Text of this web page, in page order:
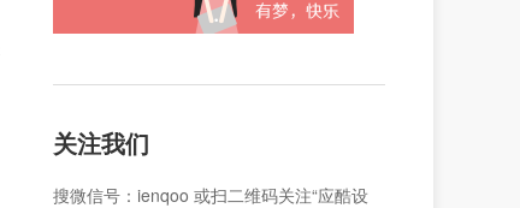
关注我们
搜微信号：ienqoo 或扫二维码关注“应酷设